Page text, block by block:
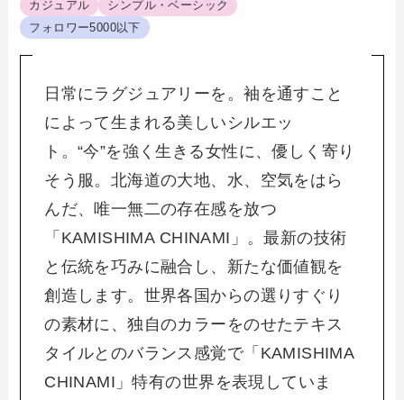
カジュアル
シンプル・ベーシック
フォロワー5000以下
日常にラグジュアリーを。袖を通すこと
によって生まれる美しいシルエッ
ト。“今”を強く生きる女性に、優しく寄り
そう服。北海道の大地、水、空気をはら
んだ、唯一無二の存在感を放つ
「KAMISHIMA CHINAMI」。最新の技術
と伝統を巧みに融合し、新たな価値観を
創造します。世界各国からの選りすぐり
の素材に、独自のカラーをのせたテキス
タイルとのバランス感覚で「KAMISHIMA
CHINAMI」特有の世界を表現していま